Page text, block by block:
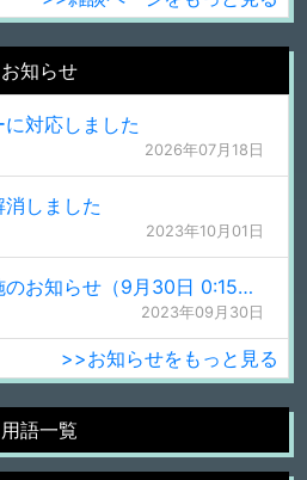
お知らせ
対応しました
2026年07月18日
しました
2023年10月01日
緊急メンテナンス実施のお知らせ（9月30日 0:15更新）
2023年09月30日
>>お知らせをもっと見る
用語一覧